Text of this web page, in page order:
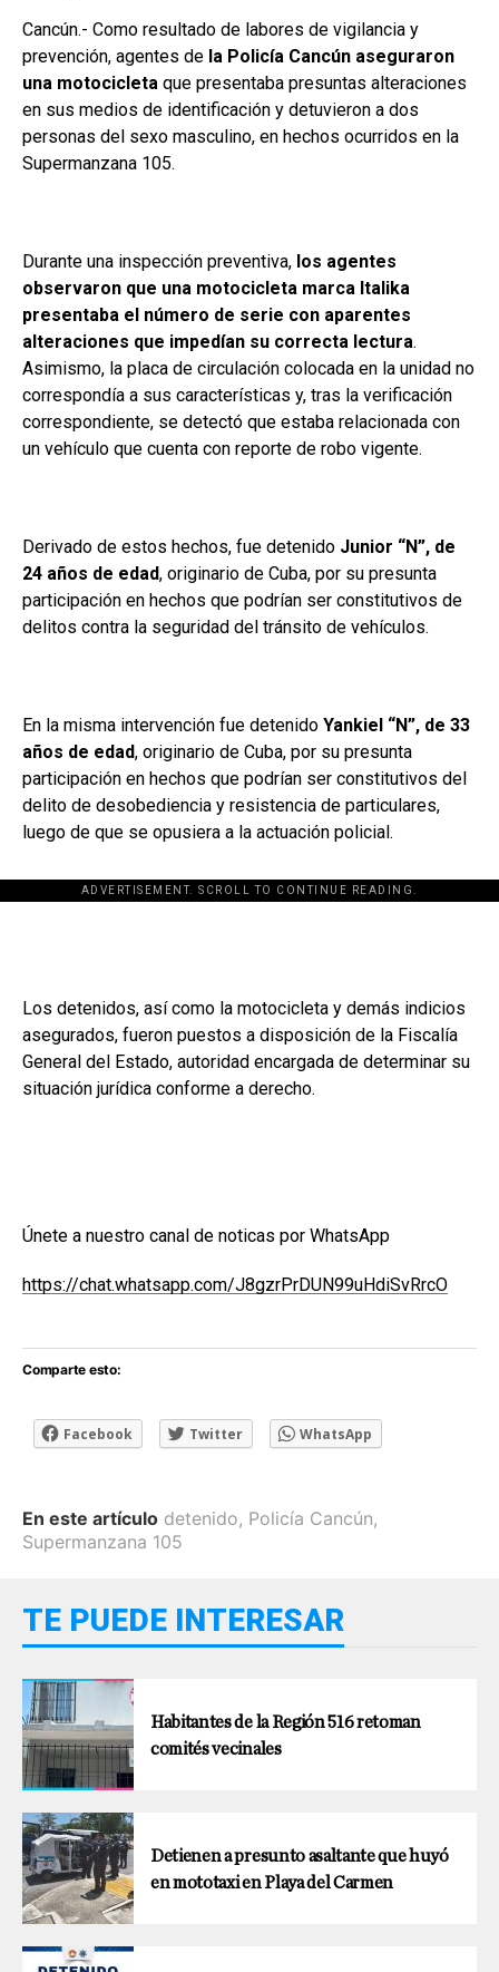
Cancún.- Como resultado de labores de vigilancia y
prevención, agentes de la Policía Cancún aseguraron
una motocicleta que presentaba presuntas alteraciones
en sus medios de identificación y detuvieron a dos
personas del sexo masculino, en hechos ocurridos en la
Supermanzana 105.
Durante una inspección preventiva, los agentes
observaron que una motocicleta marca Italika
presentaba el número de serie con aparentes
alteraciones que impedían su correcta lectura.
Asimismo, la placa de circulación colocada en la unidad no
correspondía a sus características y, tras la verificación
correspondiente, se detectó que estaba relacionada con
un vehículo que cuenta con reporte de robo vigente.
Derivado de estos hechos, fue detenido Junior “N”, de
24 años de edad, originario de Cuba, por su presunta
participación en hechos que podrían ser constitutivos de
delitos contra la seguridad del tránsito de vehículos.
En la misma intervención fue detenido Yankiel “N”, de 33
años de edad, originario de Cuba, por su presunta
participación en hechos que podrían ser constitutivos del
delito de desobediencia y resistencia de particulares,
luego de que se opusiera a la actuación policial.
ADVERTISEMENT. SCROLL TO CONTINUE READING.
[adsforwp id="243463"]
Los detenidos, así como la motocicleta y demás indicios
asegurados, fueron puestos a disposición de la Fiscalía
General del Estado, autoridad encargada de determinar su
situación jurídica conforme a derecho.
Únete a nuestro canal de noticas por WhatsApp
https://chat.whatsapp.com/J8gzrPrDUN99uHdiSvRrcO
Comparte esto:
Facebook Twitter WhatsApp
En este artículo detenido, Policía Cancún,
Supermanzana 105
TE PUEDE INTERESAR
Habitantes de la Región 516 retoman
comités vecinales
Detienen a presunto asaltante que huyó
en mototaxi en Playa del Carmen